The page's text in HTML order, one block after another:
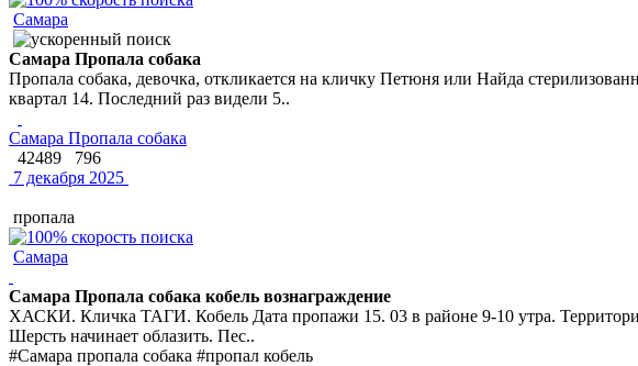
Самара
Самара Пропала собака
Пропала собака, девочка, откликается на кличку Петюня или Найда
квартал 14. Последний раз видели 5..
Самара Пропала собака
42489
796
7 декабря 2025
пропала
Самара
Самара Пропала собака кобель вознаграждение
ХАСКИ. Кличка ТАГИ. Кобель Дата пропажи 15. 03 в районе 9-10 утра.
Шерсть начинает облазить. Пес..
#Самара пропала собака #пропал кобель